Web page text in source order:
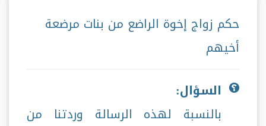
حكم زواج إخوة الراضع من بنات مرضعة
أخيهم
السؤال:
بالنسبة لهذه الرسالة وردتنا من